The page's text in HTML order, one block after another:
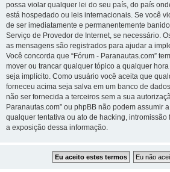
possa violar qualquer lei do seu país, do país
está hospedado ou leis internacionais. Se você
de ser imediatamente e permanentemente
Serviço de Provedor de Internet, se necessário.
as mensagens são registrados para ajudar a
Você concorda que “Fórum - Paranautas.com”
mover ou trancar qualquer tópico a qualquer
seja implícito. Como usuário você aceita que
forneceu acima seja salva em um banco de
não ser fornecida a terceiros sem a sua
Paranautas.com” ou phpBB não podem assumir
qualquer tentativa ou ato de hacking,
a exposição dessa informação.